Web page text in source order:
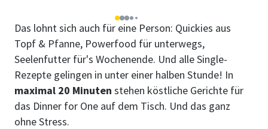
1234 5
Das lohnt sich auch für eine Person: Quickies aus
Topf & Pfanne, Powerfood für unterwegs,
Seelenfutter für's Wochenende. Und alle Single-
Rezepte gelingen in unter einer halben Stunde! In
maximal 20 Minuten stehen köstliche Gerichte für
das Dinner for One auf dem Tisch. Und das ganz
ohne Stress.